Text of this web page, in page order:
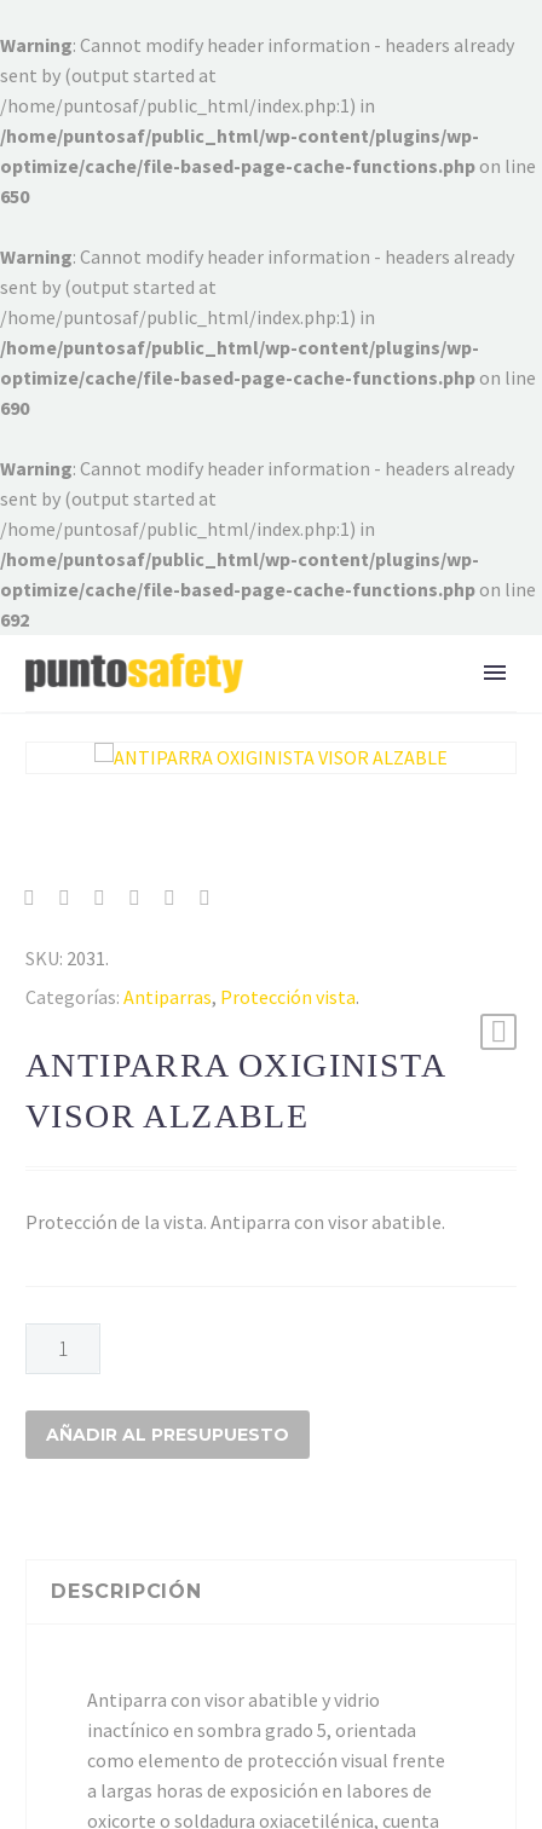
Warning: Cannot modify header information - headers already
sent by (output started at
/home/puntosaf/public_html/index.php:1) in
/home/puntosaf/public_html/wp-content/plugins/wp-
optimize/cache/file-based-page-cache-functions.php on line
650
Warning: Cannot modify header information - headers already
sent by (output started at
/home/puntosaf/public_html/index.php:1) in
/home/puntosaf/public_html/wp-content/plugins/wp-
optimize/cache/file-based-page-cache-functions.php on line
690
Warning: Cannot modify header information - headers already
sent by (output started at
/home/puntosaf/public_html/index.php:1) in
/home/puntosaf/public_html/wp-content/plugins/wp-
optimize/cache/file-based-page-cache-functions.php on line
692
SKU: 2031.
Categorías: Antiparras, Protección vista.
ANTIPARRA OXIGINISTA
VISOR ALZABLE
Protección de la vista. Antiparra con visor abatible.
ANTIPARRA
OXIGINISTA
ALZABLE
cantidad
AÑADIR AL PRESUPUESTO
DESCRIPCIÓN
Antiparra con visor abatible y vidrio
inactínico en sombra grado 5, orientada
como elemento de protección visual frente
a largas horas de exposición en labores de
oxicorte o soldadura oxiacetilénica, cuenta